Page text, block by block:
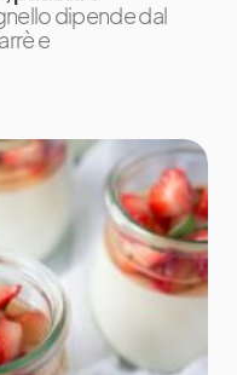
dipende dal
e